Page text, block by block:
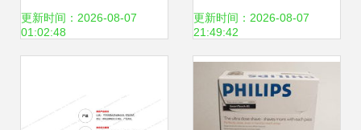
设计服务，绽放智
更新时间：2026-08-07
01:02:48
计，高效赋能餐饮
空间
更新时间：2026-08-07
21:49:42